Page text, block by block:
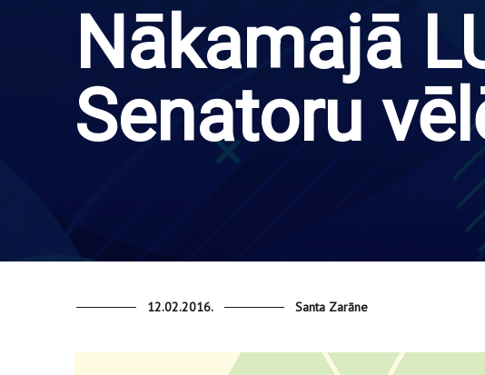
Nākamajā
Senatoru
12.02.2016. Santa Zarāne